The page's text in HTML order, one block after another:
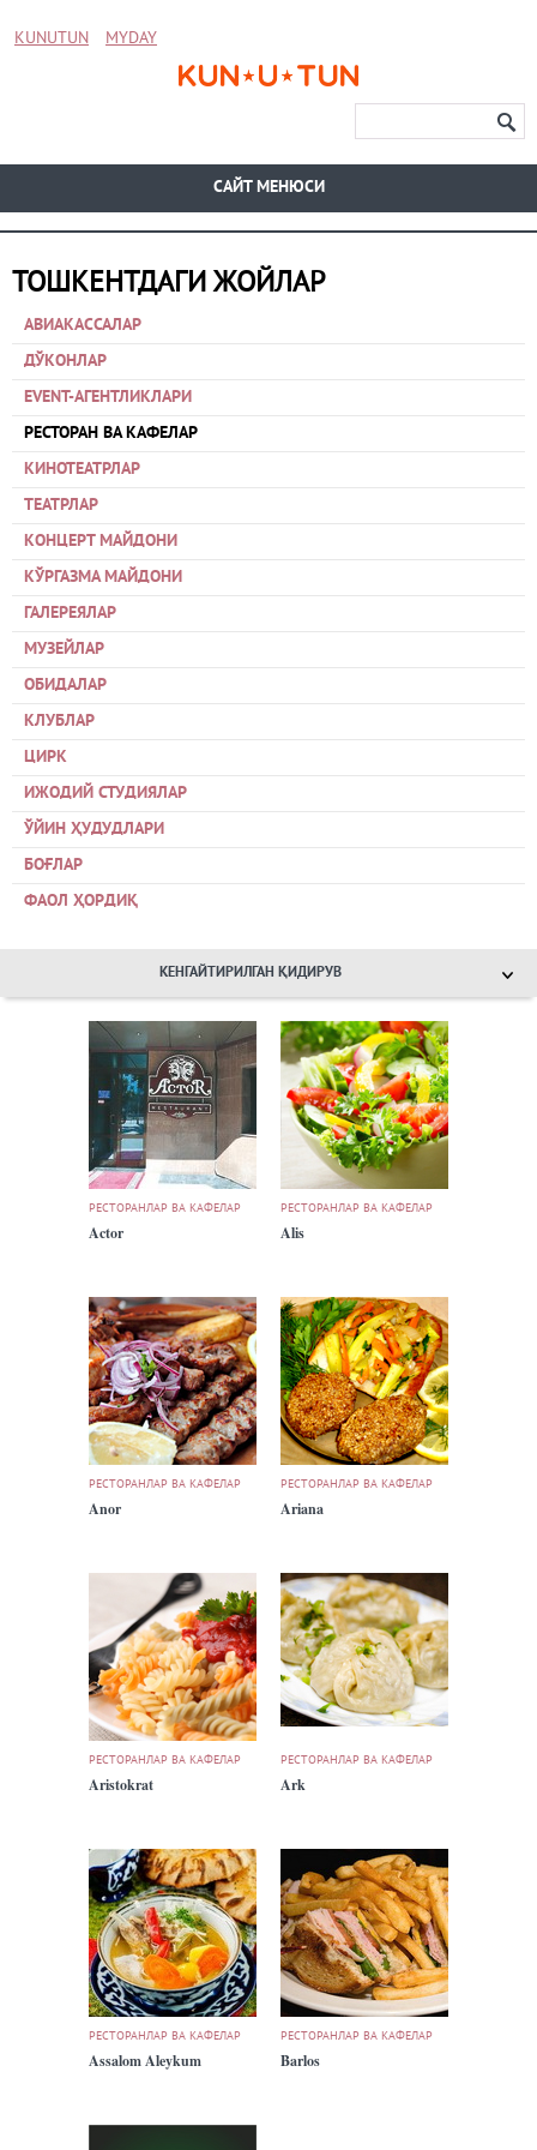
KUNUTUN MYDAY
CАЙТ МЕНЮСИ
ТОШКЕНТДАГИ ЖОЙЛАР
АВИАКАССАЛАР
ДЎКОНЛАР
EVENT-АГЕНТЛИКЛАРИ
РЕСТОРАН ВА КАФЕЛАР
КИНОТЕАТРЛАР
ТЕАТРЛАР
КОНЦЕРТ МАЙДОНИ
КЎРГАЗМА МАЙДОНИ
ГАЛЕРЕЯЛАР
МУЗЕЙЛАР
ОБИДАЛАР
КЛУБЛАР
ЦИРК
ИЖОДИЙ СТУДИЯЛАР
ЎЙИН ҲУДУДЛАРИ
БОҒЛАР
ФАОЛ ҲОРДИҚ
КЕНГАЙТИРИЛГАН ҚИДИРУВ
РЕСТОРАНЛАР ВА КАФЕЛАР
Actor
РЕСТОРАНЛАР ВА КАФЕЛАР
Alis
РЕСТОРАНЛАР ВА КАФЕЛАР
Anor
РЕСТОРАНЛАР ВА КАФЕЛАР
Ariana
РЕСТОРАНЛАР ВА КАФЕЛАР
Aristokrat
РЕСТОРАНЛАР ВА КАФЕЛАР
Ark
РЕСТОРАНЛАР ВА КАФЕЛАР
Assalom Aleykum
РЕСТОРАНЛАР ВА КАФЕЛАР
Barlos